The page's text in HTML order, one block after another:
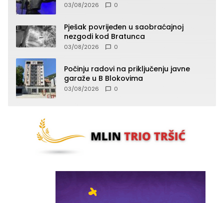
03/08/2026 0
Pješak povrijeđen u saobraćajnoj
nezgodi kod Bratunca
03/08/2026 0
Počinju radovi na priključenju javne
garaže u B Blokovima
03/08/2026 0